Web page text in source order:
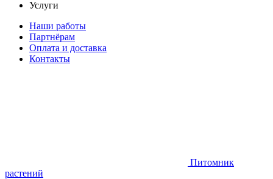
Услуги
Наши работы
Партнёрам
Оплата и доставка
Контакты
Питомник
растений